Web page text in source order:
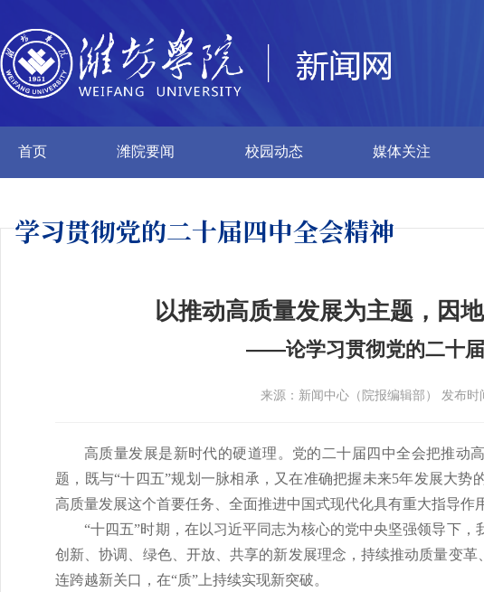
首页 潍院要闻 校园动态 媒体关注
学习贯彻党的二十届四中全会精神
以推动高质量发展为主题，因
——论学习贯彻党的二十
来源：新闻中心（院报编辑部） 发布
高质量发展是新时代的硬道理。党的二十届四中全会把推动
题，既与“十四五”规划一脉相承，又在准确把握未来5年发展大
高质量发展这个首要任务、全面推进中国式现代化具有重大指导作
“十四五”时期，在以习近平同志为核心的党中央坚强领导下
创新、协调、绿色、开放、共享的新发展理念，持续推动质量变
连跨越新关口，在“质”上持续实现新突破。